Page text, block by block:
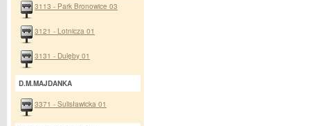
3113 - Park Bronowice 03
3121 - Lotnicza 01
3131 - Dulęby 01
D.M.MAJDANKA
3371 - Sulisławicka 01